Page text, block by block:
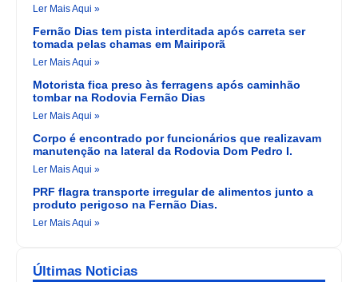
Ler Mais Aqui »
Fernão Dias tem pista interditada após carreta ser
tomada pelas chamas em Mairiporã
Ler Mais Aqui »
Motorista fica preso às ferragens após caminhão
tombar na Rodovia Fernão Dias
Ler Mais Aqui »
Corpo é encontrado por funcionários que realizavam
manutenção na lateral da Rodovia Dom Pedro I.
Ler Mais Aqui »
PRF flagra transporte irregular de alimentos junto a
produto perigoso na Fernão Dias.
Ler Mais Aqui »
Últimas Noticias